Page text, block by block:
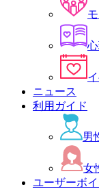
ニュース
利用ガイド
男
女
ユーザーボ